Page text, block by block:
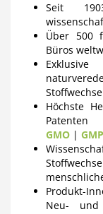
Seit
Über 500
Büros
Höchste
GMO |
Produkt-
Neu- und